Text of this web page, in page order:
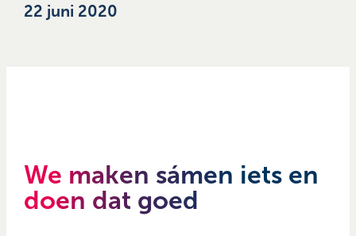
22 juni 2020
We maken sámen iets en
doen dat goed